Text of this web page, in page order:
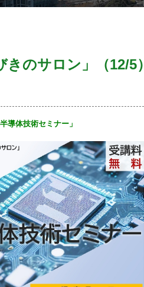
のサロン」（12/5）
半導体技術セミナー」